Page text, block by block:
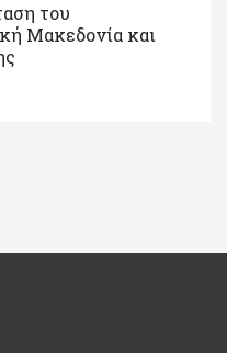
του
Μακεδονία και